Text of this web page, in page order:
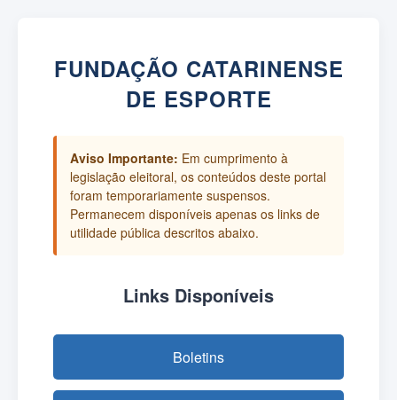
FUNDAÇÃO CATARINENSE
DE ESPORTE
Aviso Importante: Em cumprimento à
legislação eleitoral, os conteúdos deste portal
foram temporariamente suspensos.
Permanecem disponíveis apenas os links de
utilidade pública descritos abaixo.
Links Disponíveis
Boletins